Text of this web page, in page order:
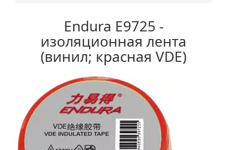
Endura E9725 -
изоляционная лента
(винил; красная VDE)